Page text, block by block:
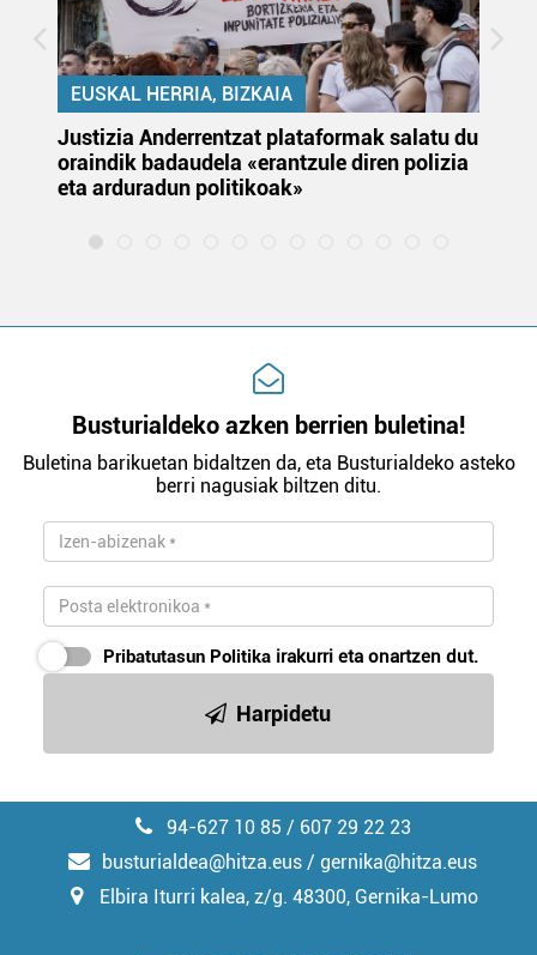
EUSKAL HERRIA, BIZKAIA
Justizia Anderrentzat plataformak salatu du
oraindik badaudela «erantzule diren polizia
eta arduradun politikoak»
Busturialdeko azken berrien buletina!
Buletina barikuetan bidaltzen da, eta Busturialdeko asteko
berri nagusiak biltzen ditu.
Pribatutasun Politika irakurri eta onartzen dut.
Harpidetu
94-627 10 85 / 607 29 22 23
busturialdea@hitza.eus / gernika@hitza.eus
Elbira Iturri kalea, z/g. 48300, Gernika-Lumo